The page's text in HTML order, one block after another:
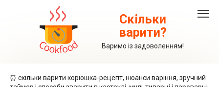
Скільки
варити?
Варимо із задоволенням!
⏰ скільки варити корюшка-рецепт, нюанси варіння, зручний